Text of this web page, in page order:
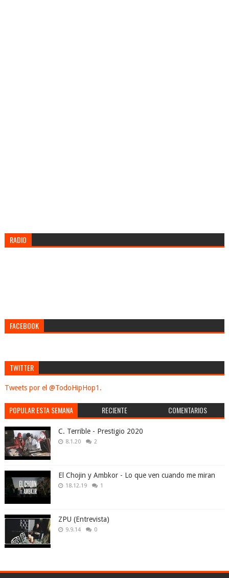
RADIO
FACEBOOK
TWITTER
Tweets por el @TodoHipHop1.
POPULAR ESTA SEMANA RECIENTE COMENTARIOS
C. Terrible - Prestigio 2020
8.1.20 2
El Chojin y Ambkor - Lo que ven cuando me miran
18.12.19 1
ZPU (Entrevista)
9.9.14 0